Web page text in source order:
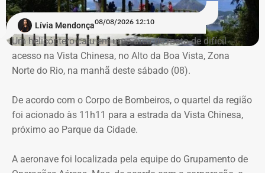
criança de 2 anos — Foto: Reprodução.
O pedido de Búzios à Justiça
Em caráter urgente, antes da apresentação da defesa das
Para dar apoio às buscas do Corpo de Bombeiros, o
ICMBio informou que um pequeno e restrito trecho da
Estrada da Vista Chinesa, em frente ao pagode chinês da
Vista Chinesa, foi interditado. A Vista Chinesa fica dentro
do Parque Nacional da Tijuca
Lívia Mendonça08/08/2026 12:10
Um helicóptero caiu em uma área de mata de difícil
acesso na Vista Chinesa, no Alto da Boa Vista, Zona
Norte do Rio, na manhã deste sábado (08).
De acordo com o Corpo de Bombeiros, o quartel da região
foi acionado às 11h11 para a estrada da Vista Chinesa,
próximo ao Parque da Cidade.
A aeronave foi localizada pela equipe do Grupamento de